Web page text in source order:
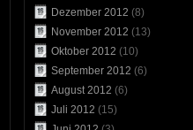
Dezember 2012 (8)
November 2012 (13)
Oktober 2012 (10)
September 2012 (6)
August 2012 (6)
Juli 2012 (15)